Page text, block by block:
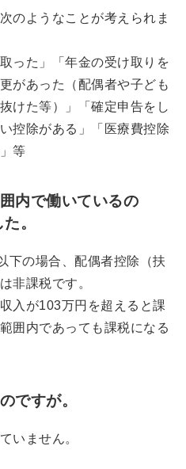
のようなことが考えられま
った」「年金の受け取りを
があった（配偶者や子ども
けた等）」「確定申告をし
控除がある」「医療費控除
等
内で働いているの
。
下の場合、配偶者控除（扶
非課税です。
入が103万円を超えると課
囲内であっても課税になる
ですが。
いません。